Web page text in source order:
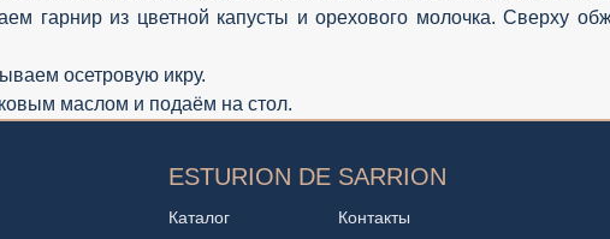
гарнир из цветной капусты и орехового молочка. Сверху
осетровую икру.
маслом и подаём на стол.
ESTURION DE SARRION
Каталог Контакты